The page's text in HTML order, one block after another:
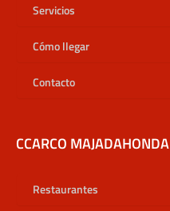
Servicios
Cómo llegar
Contacto
CCARCO MAJADAHONDA
Restaurantes